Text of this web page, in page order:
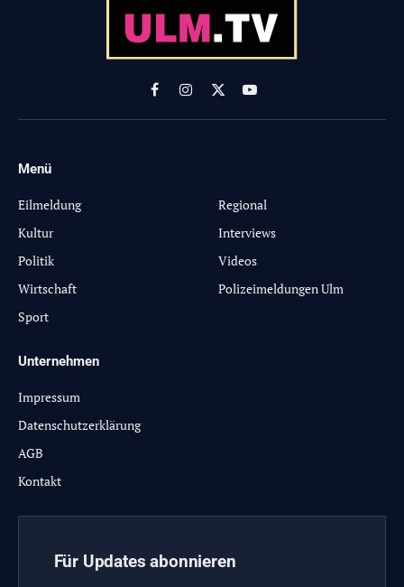
FacebookInstagram
X
(Twitter)
YouTube
Menü
Eilmeldung
Kultur
Politik
Wirtschaft
Sport
Regional
Interviews
Videos
Polizeimeldungen Ulm
Unternehmen
Impressum
Datenschutzerklärung
AGB
Kontakt
Für Updates abonnieren